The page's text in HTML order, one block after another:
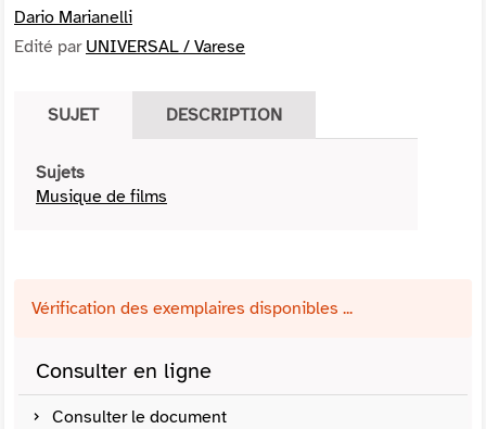
Dario Marianelli
Edité par UNIVERSAL / Varese
SUJET DESCRIPTION
Sujets
Musique de films
Vérification des exemplaires disponibles ...
Consulter en ligne
Consulter le document